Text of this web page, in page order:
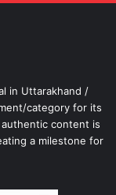
in Uttarakhand /
category for its
content is
a milestone for